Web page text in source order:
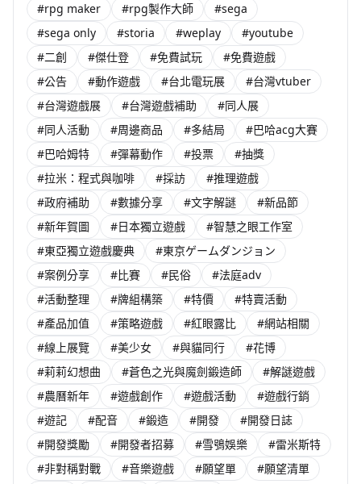
#rpg maker
#rpg製作大師
#sega
#sega only
#storia #weplay
#youtube
#二創
#傑仕登 #免費試玩
#免費遊戲
#公告
#動作遊戲 #台北電玩展
#台灣vtuber
#台灣遊戲展
#台灣遊戲補助
#同人展
#同人活動
#周邊商品 #多結局
#巴哈acg大賽
#巴哈姆特
#彈幕動作 #投票
#抽獎
#拉米：程式與咖啡
#採訪
#推理遊戲
#政府補助
#數據分享 #文字解謎
#新品節
#新年賀圖
#日本獨立遊戲
#智慧之眼工作室
#東亞獨立遊戲慶典
#東京ゲームダンジョン
#案例分享
#比賽 #民俗
#法庭adv
#活動整理
#牌組構築 #特價
#特賣活動
#產品加值
#策略遊戲 #紅眼露比
#網站相關
#線上展覽
#美少女 #與貓同行
#花博
#莉莉幻想曲
#蒼色之光與魔劍鍛造師
#解謎遊戲
#農曆新年
#遊戲創作 #遊戲活動
#遊戲行銷
#遊記
#配音 #鍛造 #開發
#開發日誌
#開發獎勵
#開發者招募 #雪鴞娛樂
#雷米斯特
#非對稱對戰
#音樂遊戲 #願望單
#願望清單